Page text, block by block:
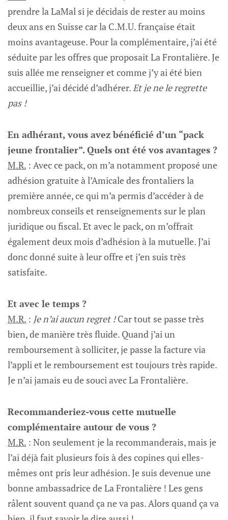
prendre la LaMal si je décidais de rester au moins
deux ans en Suisse car la C.M.U. française était
moins avantageuse. Pour la complémentaire, j’ai été
séduite par les offres que proposait La Frontalière. Je
suis allée me renseigner et comme j’y ai été bien
accueillie, j’ai décidé d’adhérer.Et je ne le regrette
pas !
En adhérant, vous avez bénéficié d’un “pack
jeune frontalier”. Quels ont été vos avantages ?
M.R. : Avec ce pack, on m’a notamment proposé une
adhésion gratuite à l’Amicale des frontaliers la
première année, ce qui m’a permis d’accéder à de
nombreux conseils et renseignements sur le plan
juridique ou fiscal. Et avec le pack, on m’offrait
également deux mois d’adhésion à la mutuelle. J’ai
donc donné suite à leur offre et j’en suis très
satisfaite.
Et avec le temps ?
M.R. : Je n’ai aucun regret !Car tout se passe très
bien, de manière très fluide. Quand j’ai un
remboursement à solliciter, je passe la facture via
l’appli et le remboursement est toujours très rapide.
Je n’ai jamais eu de souci avec La Frontalière.
Recommanderiez-vous cette mutuelle
complémentaire autour de vous ?
M.R. : Non seulement je la recommanderais, mais je
l’ai déjà fait plusieurs fois à des copines qui elles-
mêmes ont pris leur adhésion. Je suis devenue une
bonne ambassadrice de La Frontalière ! Les gens
râlent souvent quand ça ne va pas. Alors quand ça va